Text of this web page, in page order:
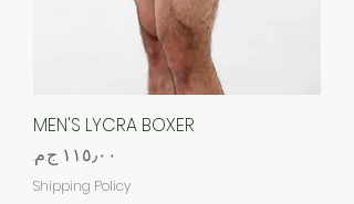
MEN'S LYCRA BOXER
السعر
Shipping Policy